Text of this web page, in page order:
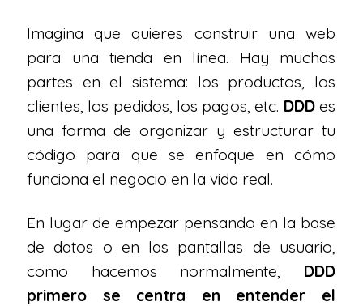
Imagina que quieres construir una web
para una tienda en línea. Hay muchas
partes en el sistema: los productos, los
clientes, los pedidos, los pagos, etc. DDDes
una forma de organizar y estructurar tu
código para que se enfoque en cómo
funciona el negocio en la vida real.
En lugar de empezar pensando en la base
de datos o en las pantallas de usuario,
como hacemos normalmente, DDD
primero se centra en entender el